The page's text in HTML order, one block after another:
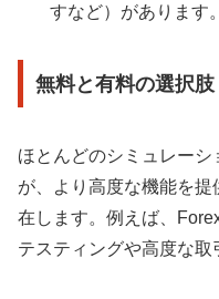
すなど）があります。
無料と有料の選択肢
ほとんどのシミュレー
が、より高度な機能を
在します。例えば、
テスティングや高度な取